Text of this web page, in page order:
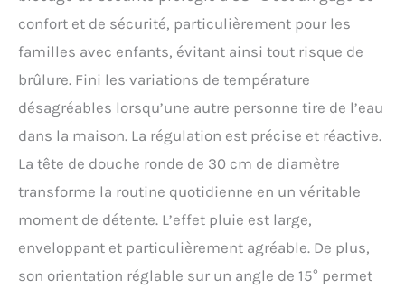
confort et de sécurité, particulièrement pour les
familles avec enfants, évitant ainsi tout risque de
brûlure. Fini les variations de température
désagréables lorsqu’une autre personne tire de l’eau
dans la maison. La régulation est précise et réactive.
La tête de douche ronde de 30 cm de diamètre
transforme la routine quotidienne en un véritable
moment de détente. L’effet pluie est large,
enveloppant et particulièrement agréable. De plus,
son orientation réglable sur un angle de 15° permet